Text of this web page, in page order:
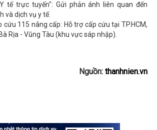
tế trực tuyến": Gửi phản ánh liên quan đến
và dịch vụ y tế.
cứu 115 nâng cấp: Hỗ trợ cấp cứu tại TP.HCM,
Rịa - Vũng Tàu (khu vực sáp nhập).
Nguồn: thanhnien.vn